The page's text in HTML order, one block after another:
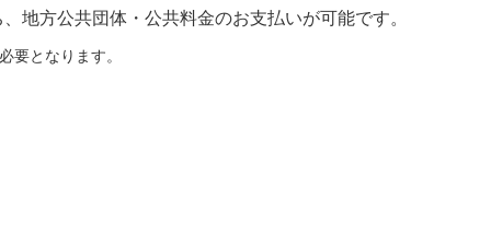
地方公共団体・公共料金のお支払いが可能です。
要となります。